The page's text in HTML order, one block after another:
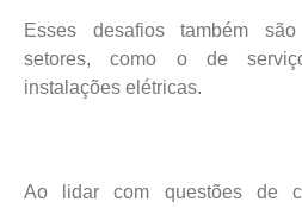
Esses desafios também
setores, como o de
instalações elétricas.
Ao lidar com questões de